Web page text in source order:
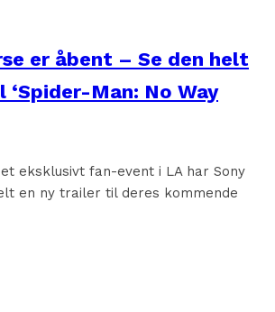
er åbent – Se den helt
Man: No Way
eksklusivt fan-event i LA har Sony
en ny trailer til deres kommende